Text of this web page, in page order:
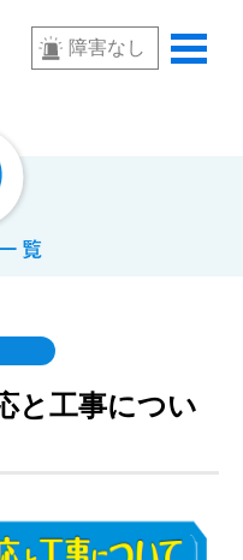
障害なし
と工事につい